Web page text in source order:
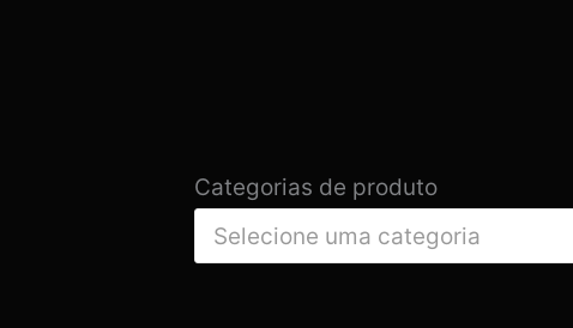
Categorias de produto
Selecione uma categoria